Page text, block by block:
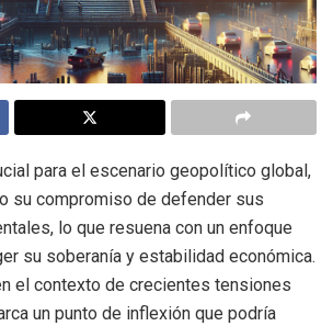
para el escenario geopolítico global,
su compromiso de defender sus
lo que resuena con un enfoque
su soberanía y estabilidad económica.
el contexto de crecientes tensiones
un punto de inflexión que podría